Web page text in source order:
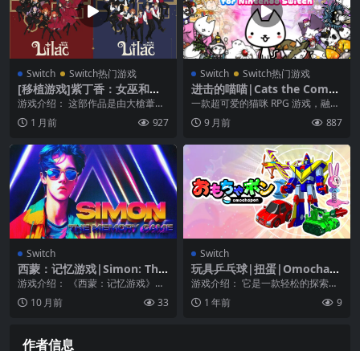
Switch Switch热门游戏
[移植游戏]紫丁香：女巫和巫
师|Lilac: side Witch and wi
游戏介绍： 这部作品是由大槍葦人
（Littlewitch）负责角色设计的，作
为F...1 月前 927
Switch Switch热门游戏
进击的喵喵|Cats the Comm
ander中文
一款超可爱的猫咪 RPG 游戏，融合
塔防元素，现在在 Nintendo Swit...
9 月前 887
Switch
西蒙：记忆游戏|Simon: The
Memory Game
游戏介绍： 《西蒙：记忆游戏》还
记得那个曾经让你狂热的色彩记忆
游戏吗？嗯，它回来...
10 月前 33
Switch
玩具乒乓球|扭蛋|Omochap
on
游戏介绍： 它是一款轻松的探索游
戏，邀请玩家打开让人联想到宝可
梦的球，每次都会在...
1 年前 9
作者信息